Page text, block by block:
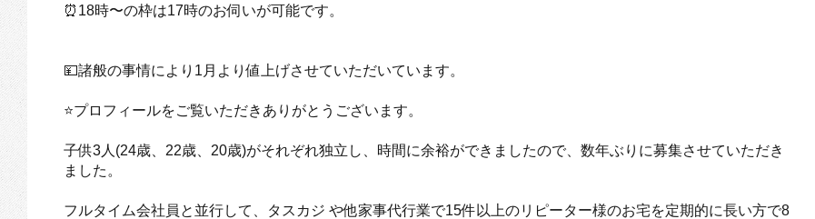
⏰18時〜の枠は17時のお伺いが可能です。
💴諸般の事情により1月より値上げさせていただいています。
⭐️プロフィールをご覧いただきありがとうございます。
子供3人(24歳、22歳、20歳)がそれぞれ独立し、時間に余裕ができましたので、数年ぶりに募集させていただき
ました。
フルタイム会社員と並行して、タスカジ や他家事代行業で15件以上のリピーター様のお宅を定期的に長い方で8